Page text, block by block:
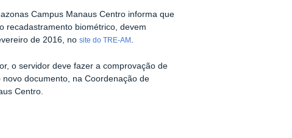
Campus Manaus Centro informa que
recadastramento biométrico, devem
de 2016, no site do TRE-AM
o servidor deve fazer a comprovação de
documento, na Coordenação de
Centro.